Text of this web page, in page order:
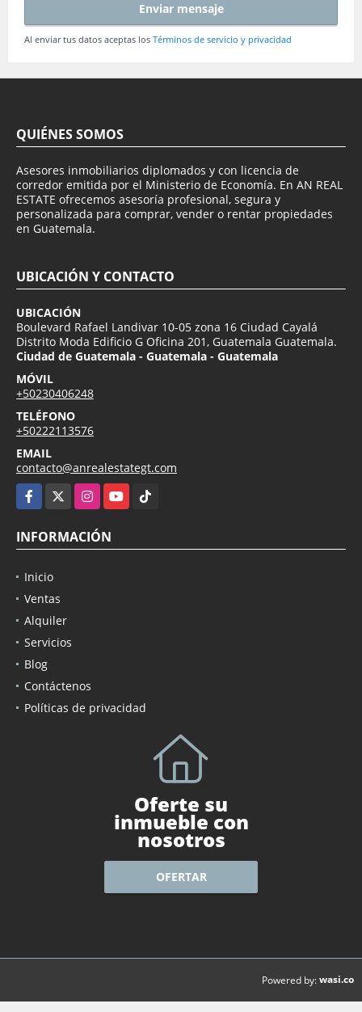
Enviar mensaje
Al enviar tus datos aceptas los Términos de servicio y privacidad
QUIÉNES SOMOS
Asesores inmobiliarios diplomados y con licencia de
corredor emitida por el Ministerio de Economía. En AN REAL
ESTATE ofrecemos asesoría profesional, segura y
personalizada para comprar, vender o rentar propiedades
en Guatemala.
UBICACIÓN Y CONTACTO
UBICACIÓN
Boulevard Rafael Landivar 10-05 zona 16 Ciudad Cayalá
Distrito Moda Edificio G Oficina 201, Guatemala Guatemala.
Ciudad de Guatemala - Guatemala - Guatemala
MÓVIL
+50230406248
TELÉFONO
+50222113576
EMAIL
contacto@anrealestategt.com
Facebook
InstagramYouTubeTikTok
INFORMACIÓN
Inicio
Ventas
Alquiler
Servicios
Blog
Contáctenos
Políticas de privacidad
Oferte su
inmueble con
nosotros
OFERTAR
Powered by:wasi.co